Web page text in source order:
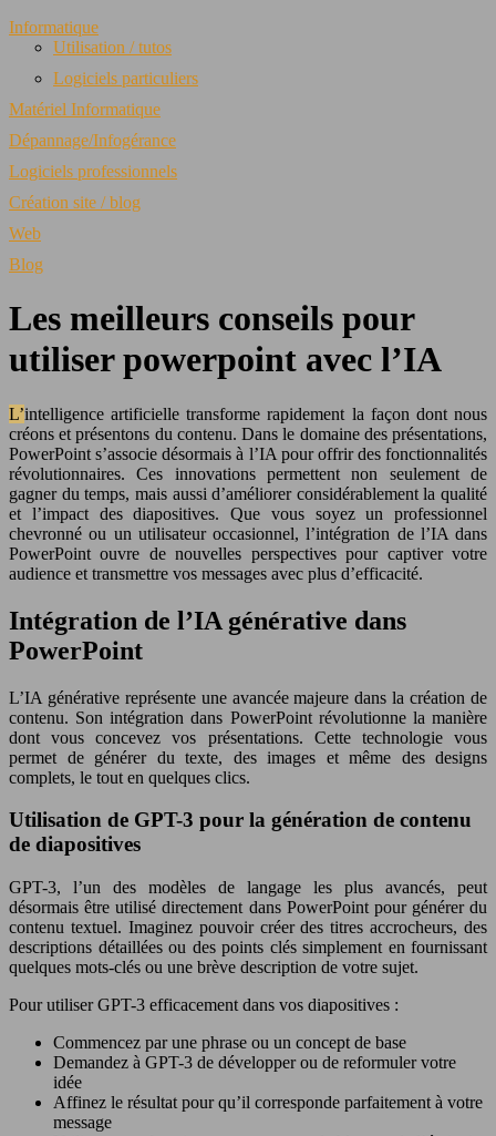
Informatique
Utilisation / tutos
Logiciels particuliers
Matériel Informatique
Dépannage/Infogérance
Logiciels professionnels
Création site / blog
Web
Blog
Les meilleurs conseils pour
utiliser powerpoint avec l’IA
L’intelligence artificielle transforme rapidement la façon dont nous
créons et présentons du contenu. Dans le domaine des présentations,
PowerPoint s’associe désormais à l’IA pour offrir des fonctionnalités
révolutionnaires. Ces innovations permettent non seulement de
gagner du temps, mais aussi d’améliorer considérablement la qualité
et l’impact des diapositives. Que vous soyez un professionnel
chevronné ou un utilisateur occasionnel, l’intégration de l’IA dans
PowerPoint ouvre de nouvelles perspectives pour captiver votre
audience et transmettre vos messages avec plus d’efficacité.
Intégration de l’IA générative dans
PowerPoint
L’IA générative représente une avancée majeure dans la création de
contenu. Son intégration dans PowerPoint révolutionne la manière
dont vous concevez vos présentations. Cette technologie vous
permet de générer du texte, des images et même des designs
complets, le tout en quelques clics.
Utilisation de GPT-3 pour la génération de contenu
de diapositives
GPT-3, l’un des modèles de langage les plus avancés, peut
désormais être utilisé directement dans PowerPoint pour générer du
contenu textuel. Imaginez pouvoir créer des titres accrocheurs, des
descriptions détaillées ou des points clés simplement en fournissant
quelques mots-clés ou une brève description de votre sujet.
Pour utiliser GPT-3 efficacement dans vos diapositives :
Commencez par une phrase ou un concept de base
Demandez à GPT-3 de développer ou de reformuler votre
idée
Affinez le résultat pour qu’il corresponde parfaitement à votre
message